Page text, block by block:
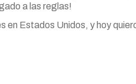
a las reglas!
en Estados Unidos, y hoy